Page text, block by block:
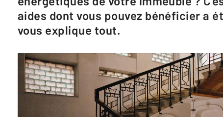
aides dont vous pouvez bénéficier a
vous explique tout.